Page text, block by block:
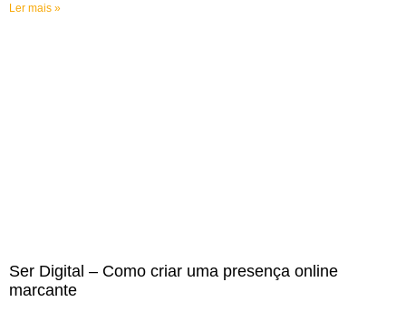
Ler mais »
Ser Digital – Como criar uma presença online
marcante